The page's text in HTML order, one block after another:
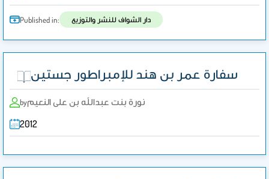
Published in: دار الشواف للنشر والتوزيع
سفارة عمر بن هند للإمبراطور جستين
byنورة بنت عبدالله بن على النعيم
2012